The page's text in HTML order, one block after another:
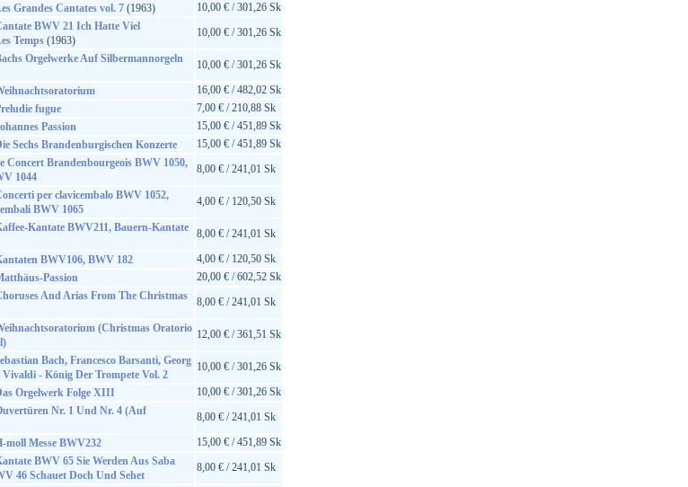
Grandes Cantates vol. 7(1963)
10,00 € / 301,26 Sk
BWV 21 Ich Hatte Viel
Temps(1963)
10,00 € / 301,26 Sk
Orgelwerke Auf Silbermannorgeln
10,00 € / 301,26 Sk
16,00 € / 482,02 Sk
fugue
7,00 € / 210,88 Sk
Passion
15,00 € / 451,89 Sk
Sechs Brandenburgischen Konzerte
15,00 € / 451,89 Sk
Concert Brandenbourgeois BWV 1050,
1044
8,00 € / 241,01 Sk
per clavicembalo BWV 1052,
BWV 1065
4,00 € / 120,50 Sk
Kantate BWV211, Bauern-Kantate
8,00 € / 241,01 Sk
BWV106, BWV 182
4,00 € / 120,50 Sk
Passion
20,00 € / 602,52 Sk
And Arias From The Christmas
8,00 € / 241,01 Sk
(Christmas Oratorio 12,00 € / 361,51 Sk
Bach, Francesco Barsanti, Georg
- König Der Trompete Vol. 2
10,00 € / 301,26 Sk
Orgelwerk Folge XIII
10,00 € / 301,26 Sk
Nr. 1 Und Nr. 4 (Auf
8,00 € / 241,01 Sk
moll Messe BWV232
15,00 € / 451,89 Sk
BWV 65 Sie Werden Aus Saba
46 Schauet Doch Und Sehet
8,00 € / 241,01 Sk